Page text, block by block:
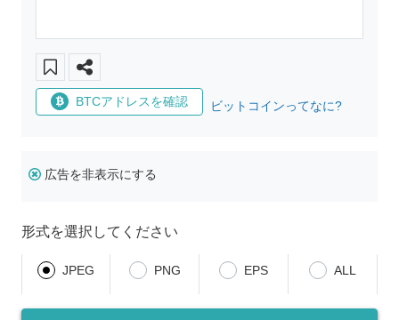
BTCアドレスを確認 ビットコインってなに?
広告を非表示にする
形式を選択してください
JPEG PNG EPS ALL